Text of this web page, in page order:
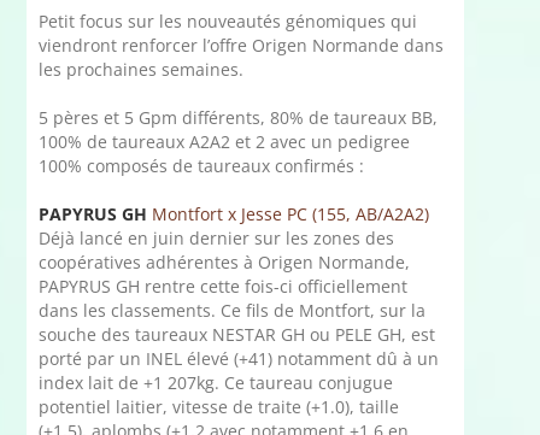
Petit focus sur les nouveautés génomiques qui
viendront renforcer l’offre Origen Normande dans
les prochaines semaines.
5 pères et 5 Gpm différents, 80% de taureaux BB,
100% de taureaux A2A2 et 2 avec un pedigree
100% composés de taureaux confirmés :
PAPYRUS GH Montfort x Jesse PC (155, AB/A2A2)
Déjà lancé en juin dernier sur les zones des
coopératives adhérentes à Origen Normande,
PAPYRUS GH rentre cette fois-ci officiellement
dans les classements. Ce fils de Montfort, sur la
souche des taureaux NESTAR GH ou PELE GH, est
porté par un INEL élevé (+41) notamment dû à un
index lait de +1 207kg. Ce taureau conjugue
potentiel laitier, vitesse de traite (+1.0), taille